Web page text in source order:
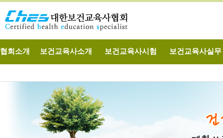
협회소개 보건교육사소개 보건교육사시험 보건교육사실무